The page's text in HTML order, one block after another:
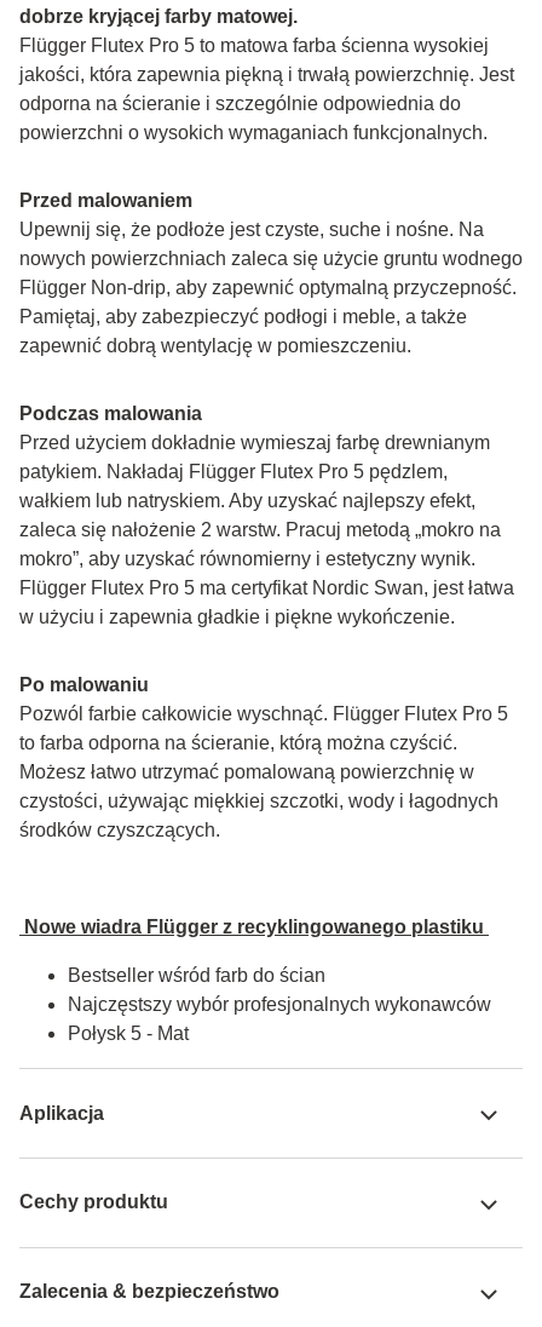
dobrze kryjącej farby matowej.
Flügger Flutex Pro 5 to matowa farba ścienna wysokiej
jakości, która zapewnia piękną i trwałą powierzchnię. Jest
odporna na ścieranie i szczególnie odpowiednia do
powierzchni o wysokich wymaganiach funkcjonalnych.
Przed malowaniem
Upewnij się, że podłoże jest czyste, suche i nośne. Na
nowych powierzchniach zaleca się użycie gruntu wodnego
Flügger Non-drip, aby zapewnić optymalną przyczepność.
Pamiętaj, aby zabezpieczyć podłogi i meble, a także
zapewnić dobrą wentylację w pomieszczeniu.
Podczas malowania
Przed użyciem dokładnie wymieszaj farbę drewnianym
patykiem. Nakładaj Flügger Flutex Pro 5 pędzlem,
wałkiem lub natryskiem. Aby uzyskać najlepszy efekt,
zaleca się nałożenie 2 warstw. Pracuj metodą „mokro na
mokro”, aby uzyskać równomierny i estetyczny wynik.
Flügger Flutex Pro 5 ma certyfikat Nordic Swan, jest łatwa
w użyciu i zapewnia gładkie i piękne wykończenie.
Po malowaniu
Pozwól farbie całkowicie wyschnąć. Flügger Flutex Pro 5
to farba odporna na ścieranie, którą można czyścić.
Możesz łatwo utrzymać pomalowaną powierzchnię w
czystości, używając miękkiej szczotki, wody i łagodnych
środków czyszczących.
Nowe wiadra Flügger z recyklingowanego plastiku
Bestseller wśród farb do ścian
Najczęstszy wybór profesjonalnych wykonawców
Połysk 5 - Mat
Aplikacja
Cechy produktu
Zalecenia & bezpieczeństwo